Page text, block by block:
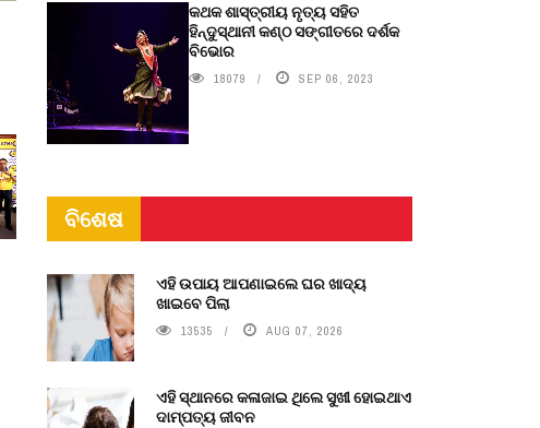
କଥକ ଶାସ୍ତ୍ରୀୟ ନୃତ୍ୟ ସହିତ
ହିନ୍ଦୁସ୍ଥାନୀ କଣ୍ଠ ସଙ୍ଗୀତରେ ଦର୍ଶକ
ବିଭୋର
18079 SEP 06, 2023
ବିଶେଷ
ଏହି ଉପାୟ ଆପଣାଇଲେ ଘର ଖାଦ୍ୟ
ଖାଇବେ ପିଲା
13535 AUG 07, 2026
ଏହି ସ୍ଥାନରେ କଳାଜାଇ ଥିଲେ ସୁଖୀ ହୋଇଥାଏ
ଦାମ୍ପତ୍ୟ ଜୀବନ